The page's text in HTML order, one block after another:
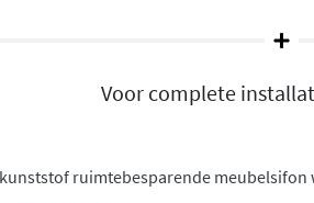
aan het comfort en de
keramiek en heeft een
Voor complete
ruimtebesparende meubelsifon